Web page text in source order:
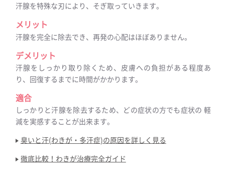
汗腺を特殊な刃により、そぎ取っていきます。
メリット
汗腺を完全に除去でき、再発の心配はほぼありません。
デメリット
汗腺をしっかり取り除くため、皮膚への負担がある程度あ
り、回復するまでに時間がかかります。
適合
しっかりと汗腺を除去するため、どの症状の方でも症状の 軽
減を実感することが出来ます。
臭いと汗(わきが・多汗症)の原因を詳しく見る
徹底比較！わきが治療完全ガイド